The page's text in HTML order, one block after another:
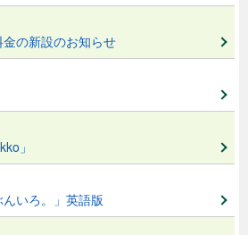
の新設のお知らせ
」
いろ。」英語版